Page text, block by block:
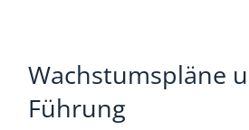
Wachstumspläne
Führung